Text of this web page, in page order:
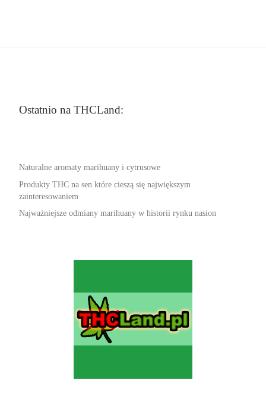
Ostatnio na THCLand:
Naturalne aromaty marihuany i cytrusowe
Produkty THC na sen które cieszą się największym
zainteresowaniem
Najważniejsze odmiany marihuany w historii rynku nasion